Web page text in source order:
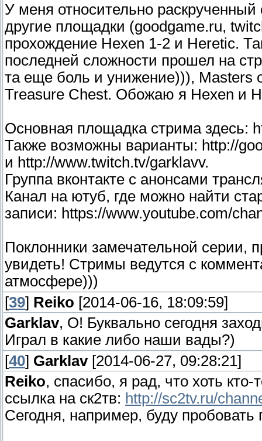
У меня относительно
другие площадки (goodgame.ru,
прохождение Hexen 1-2 и Heretic.
последней сложности прошел на
та еще боль и унижение))), Masters
Treasure Chest. Обожаю я Hexen и
Основная площадка стрима здесь:
Также возможны варианты: http://
и http://www.twitch.tv/garklavv.
Группа вконтакте с анонсами
Канал на ютуб, где можно найти
записи: https://www.youtube.com/
Поклонники замечательной серии,
увидеть! Стримы ведутся с
атмосфере)))
[39] Reiko [2014-06-16, 18:09:59]
Garklav, О! Буквально сегодня
Играл в какие либо наши вады?)
[40] Garklav[2014-06-27, 09:28:21]
Reiko, спасибо, я рад, что хоть
ссылка на ск2тв: http://sc2tv.ru/
Сегодня, например, буду